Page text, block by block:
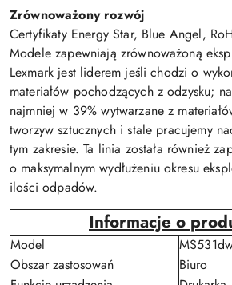
Zrównoważony rozwój
Certyfikaty Energy Star, Blue Angel,
Modele zapewniają zrównoważoną
Lexmark jest liderem jeśli chodzi o
materiałów pochodzących z odzysku;
najmniej w 39% wytwarzane z
tworzyw sztucznych i stale pracujemy
tym zakresie. Ta linia została również
o maksymalnym wydłużeniu okresu
ilości odpadów.
Informacje o
Model
Obszar zastosowań
Biuro